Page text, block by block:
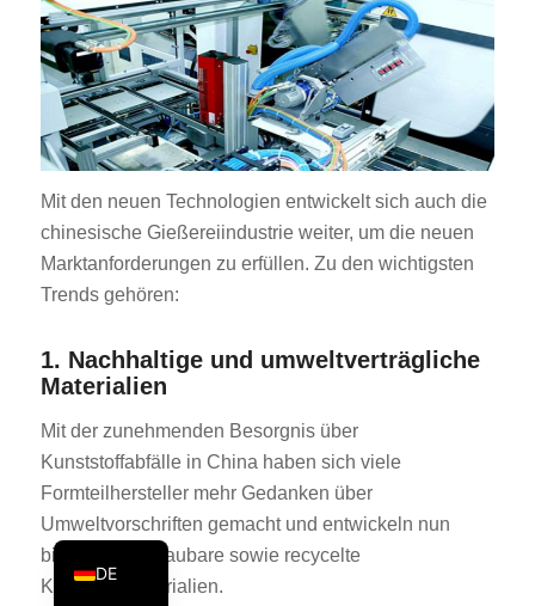
Mit den neuen Technologien entwickelt sich auch die
chinesische Gießereiindustrie weiter, um die neuen
Marktanforderungen zu erfüllen. Zu den wichtigsten
Trends gehören:
1. Nachhaltige und umweltverträgliche
Materialien
Mit der zunehmenden Besorgnis über
Kunststoffabfälle in China haben sich viele
Formteilhersteller mehr Gedanken über
Umweltvorschriften gemacht und entwickeln nun
biologisch abbaubare sowie recycelte
Kunststoffmaterialien.
DE
EN
IT
FR
NL
TR
AR
KO
PT
CS
DA